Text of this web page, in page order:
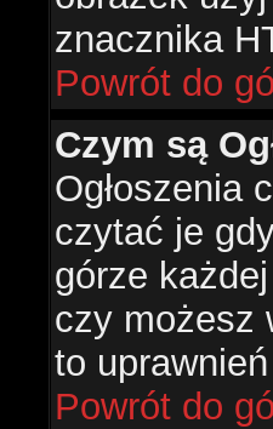
znacznika
Powrót do
Czym są
Ogłoszenia
czytać je
górze
czy możesz
to
Powrót do